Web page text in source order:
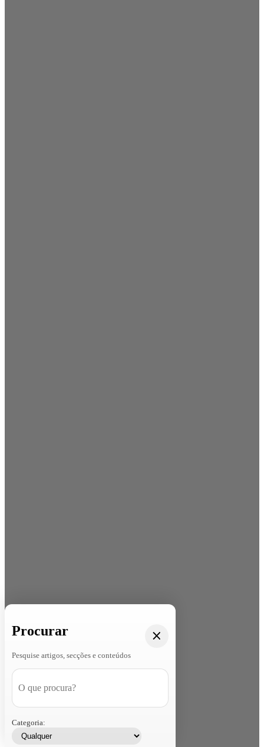
Procurar
Pesquise artigos, secções e conteúdos
Categoria: